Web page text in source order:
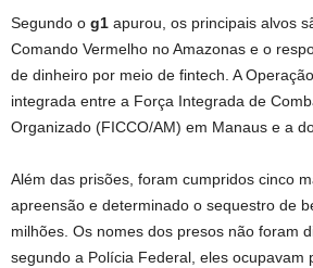
Segundo o g1 apurou, os principais alvos
Comando Vermelho no Amazonas e o
de dinheiro por meio de fintech. A
integrada entre a Força Integrada de
Organizado (FICCO/AM) em Manaus e a
Além das prisões, foram cumpridos cinco
apreensão e determinado o sequestro de
milhões. Os nomes dos presos não foram
segundo a Polícia Federal, eles ocupavam